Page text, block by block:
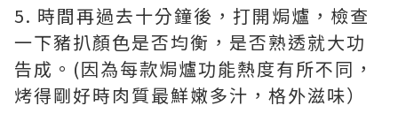
5. 時間再過去十分鐘後，打開焗爐，檢查
一下豬扒顏色是否均衡，是否熟透就大功
告成。(因為每款焗爐功能熱度有所不同，
烤得剛好時肉質最鮮嫩多汁，格外滋味）